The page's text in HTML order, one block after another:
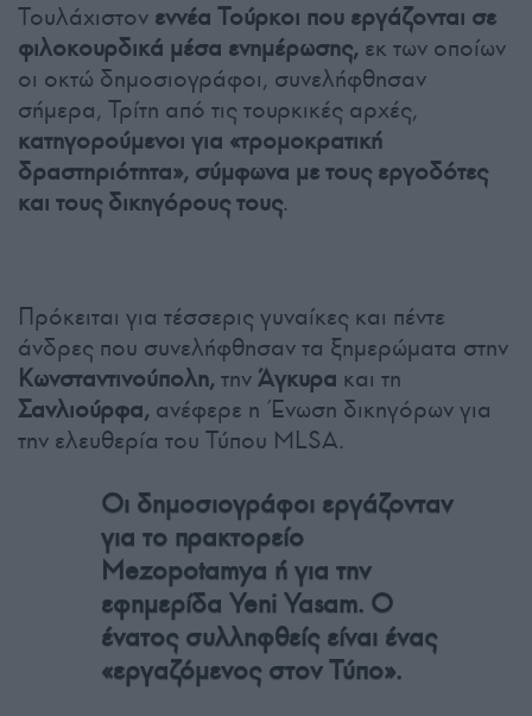
Τουλάχιστον εννέα Τούρκοι που εργάζονται σε
φιλοκουρδικά μέσα ενημέρωσης, εκ των οποίων
οι οκτώ δημοσιογράφοι, συνελήφθησαν
σήμερα, Τρίτη από τις τουρκικές αρχές,
κατηγορούμενοι για «τρομοκρατική
δραστηριότητα», σύμφωνα με τους εργοδότες
και τους δικηγόρους τους.
Πρόκειται για τέσσερις γυναίκες και πέντε
άνδρες που συνελήφθησαν τα ξημερώματα στην
Κωνσταντινούπολη,τηνΆγκυρα και τη
Σανλιούρφα, ανέφερε η Ένωση δικηγόρων για
την ελευθερία του Τύπου MLSA.
Οι δημοσιογράφοι εργάζονταν
για το πρακτορείο
Mezopotamya ή για την
εφημερίδα Yeni Yasam. Ο
ένατος συλληφθείς είναι ένας
«εργαζόμενος στον Τύπο».